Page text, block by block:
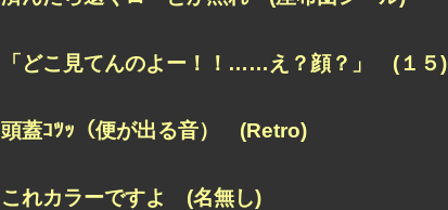
「どこ見てんのよー！！……え？顔？」 (１５)
頭蓋ｺﾂｯ（便が出る音） (Retro)
これカラーですよ (名無し)